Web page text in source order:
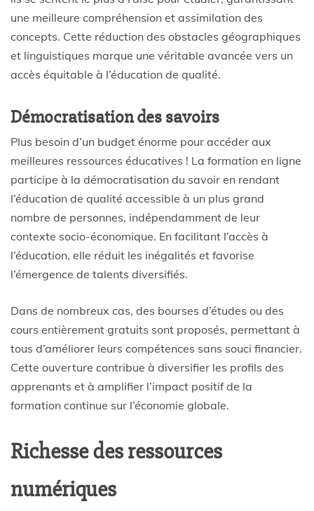
une meilleure compréhension et assimilation des
concepts. Cette réduction des obstacles géographiques
et linguistiques marque une véritable avancée vers un
accès équitable à l’éducation de qualité.
Démocratisation des savoirs
Plus besoin d’un budget énorme pour accéder aux
meilleures ressources éducatives ! La formation en ligne
participe à la démocratisation du savoir en rendant
l’éducation de qualité accessible à un plus grand
nombre de personnes, indépendamment de leur
contexte socio-économique. En facilitant l’accès à
l’éducation, elle réduit les inégalités et favorise
l’émergence de talents diversifiés.
Dans de nombreux cas, des bourses d’études ou des
cours entièrement gratuits sont proposés, permettant à
tous d’améliorer leurs compétences sans souci financier.
Cette ouverture contribue à diversifier les profils des
apprenants et à amplifier l’impact positif de la
formation continue sur l’économie globale.
Richesse des ressources
numériques